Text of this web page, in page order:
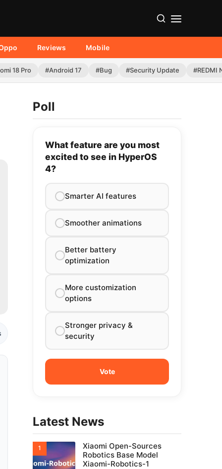
Reviews Mobile
18 Pro #Android 17 #Bug #Security Update #REDMI
Poll
What feature are you most
excited to see in HyperOS
4?
Smarter AI features
Smoother animations
Better battery
optimization
More customization
options
Stronger privacy &
security
Latest News
Xiaomi Open-Sources
Robotics Base Model
Xiaomi-Robotics-1